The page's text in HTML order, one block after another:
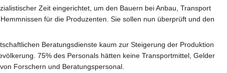
Zeit eingerichtet, um den Bauern bei Anbau, Transport
für die Produzenten. Sie sollen nun überprüft und den
Beratungsdienste kaum zur Steigerung der Produktion
75% des Personals hätten keine Transportmittel, Gelder
Forschern und Beratungspersonal.